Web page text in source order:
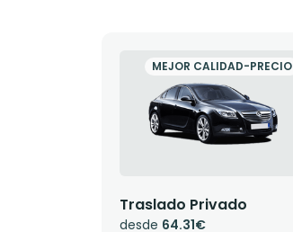
MEJOR CALIDAD-PRECIO
Traslado Privado
desde 64.31€